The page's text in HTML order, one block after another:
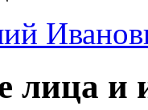
лица и